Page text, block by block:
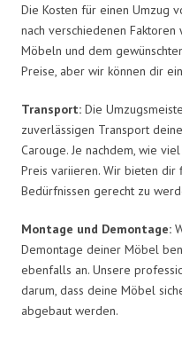
Die Kosten für einen Umzug
nach verschiedenen
Möbeln und dem
Preise, aber wir können dir
Transport: Die
zuverlässigen Transport
Carouge. Je nachdem, wie
Preis variieren. Wir bieten dir
Bedürfnissen gerecht zu
Montage und Demontage:
Demontage deiner Möbel
ebenfalls an. Unsere
darum, dass deine Möbel
abgebaut werden.